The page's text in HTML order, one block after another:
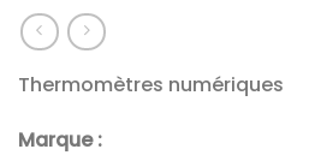
Thermomètres numériques
Marque :